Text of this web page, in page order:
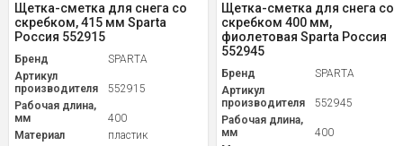
Щетка-сметка для снега со
скребком, 415 мм Sparta
Россия 552915
Бренд
SPARTA
Артикул
производителя
552915
Рабочая длина,
мм
400
Материал
пластик
Щетка-сметка для снега со
скребком 400 мм,
фиолетовая Sparta Россия
552945
Бренд
SPARTA
Артикул
производителя
552945
Рабочая длина,
мм
400